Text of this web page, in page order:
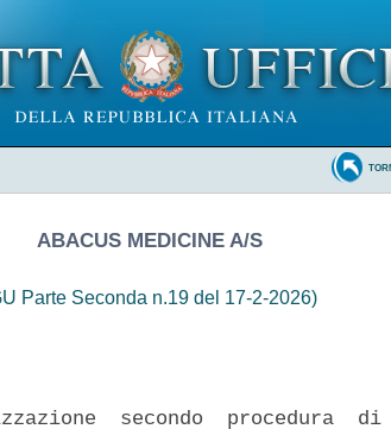
ABACUS MEDICINE A/S
Parte Seconda n.19 del 17-2-2026)
secondo  procedura  di